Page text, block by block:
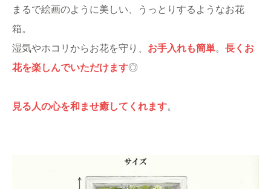
まるで絵画のように美しい、うっとりするようなお花
箱。
湿気やホコリからお花を守り、 お手入れも簡単。 長くお
花を楽しんでいただけます◎
見る人の心を和ませ癒してくれます。